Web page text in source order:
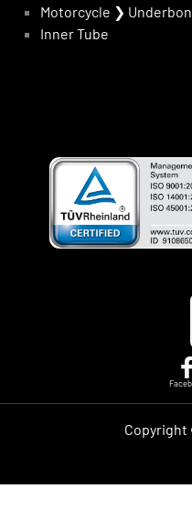
Motorcycle ❯
Inner Tube